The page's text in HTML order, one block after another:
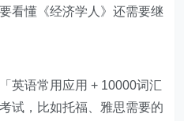
看懂《经济学人》还需要继
英语常用应用 + 10000词汇
试，比如托福、雅思需要的